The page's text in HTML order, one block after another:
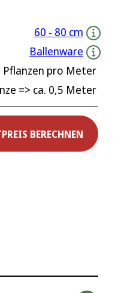
60 ‐ 80 cm
Ballenware
Pflanzen pro Meter
=> ca. 0,5 Meter
BERECHNEN